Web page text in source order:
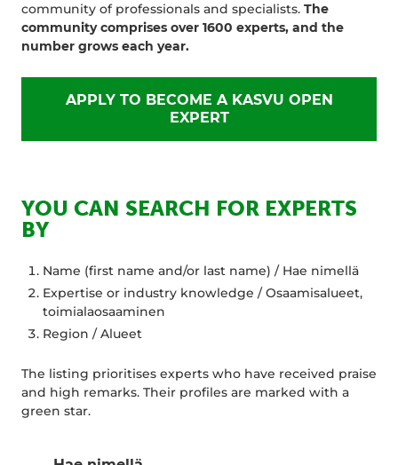
community of professionals and specialists. The
community comprises over 1600 experts, and the
number grows each year.
APPLY TO BECOME A KASVU OPEN
EXPERT
YOU CAN SEARCH FOR EXPERTS
BY
Name (first name and/or last name) / Hae nimellä
Expertise or industry knowledge / Osaamisalueet,
toimialaosaaminen
Region / Alueet
The listing prioritises experts who have received praise
and high remarks. Their profiles are marked with a
green star.